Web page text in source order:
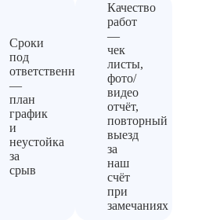
Сроки
под
ответственность
—
план
график
и
неустойка
за
срыв
Качество
работ
—
чек
листы,
фото/
видео
отчёт,
повторный
выезд
за
наш
счёт
при
замечаниях